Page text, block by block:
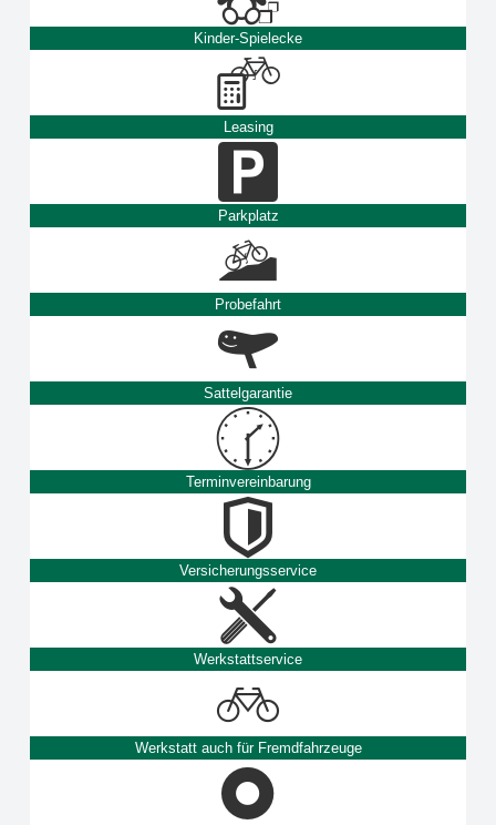
Kinder-Spielecke
Leasing
Parkplatz
Probefahrt
Sattelgarantie
Terminvereinbarung
Versicherungsservice
Werkstattservice
Werkstatt auch für Fremdfahrzeuge